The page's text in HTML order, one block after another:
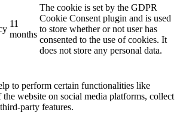
11
months
The cookie is set by the GDPR
Cookie Consent plugin and is used
to store whether or not user has
consented to the use of cookies. It
does not store any personal data.
to perform certain functionalities like
the website on social media platforms, collect
party features.